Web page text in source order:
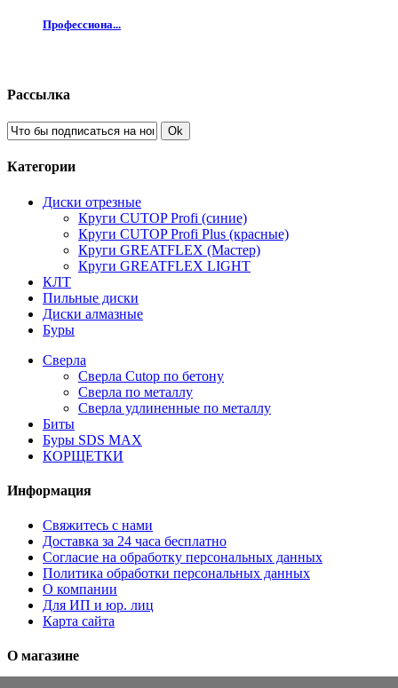
Профессиона...
Рассылка
Ok
Категории
Диски отрезные
Круги CUTOP Profi (синие)
Круги CUTOP Profi Plus (красные)
Круги GREATFLEX (Мастер)
Круги GREATFLEX LIGHT
КЛТ
Пильные диски
Диски алмазные
Буры
Сверла
Сверла Cutop по бетону
Сверла по металлу
Сверла удлиненные по металлу
Биты
Буры SDS MAX
КОРЩЕТКИ
Информация
Свяжитесь с нами
Доставка за 24 часа бесплатно
Согласие на обработку персональных данных
Политика обработки персональных данных
О компании
Для ИП и юр. лиц
Карта сайта
О магазине